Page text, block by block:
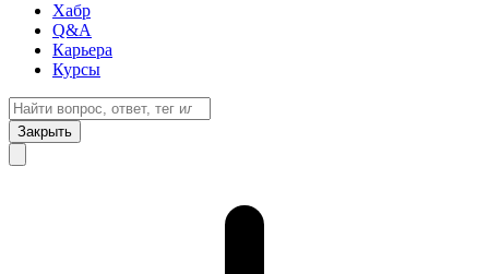
Хабр
Q&A
Карьера
Курсы
Закрыть